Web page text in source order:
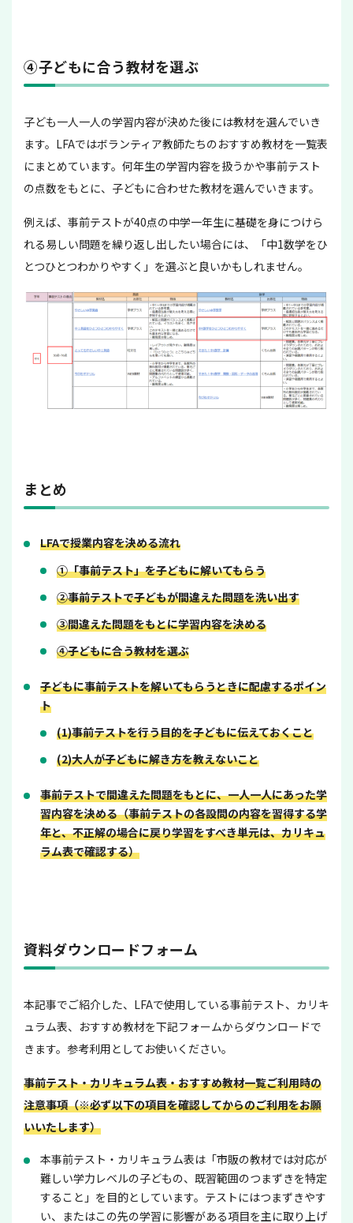
④子どもに合う教材を選ぶ
子ども一人一人の学習内容が決めた後には教材を選んでいき
ます。LFAではボランティア教師たちのおすすめ教材を一覧表
にまとめています。何年生の学習内容を扱うかや事前テスト
の点数をもとに、子どもに合わせた教材を選んでいきます。
例えば、事前テストが40点の中学一年生に基礎を身につけら
れる易しい問題を繰り返し出したい場合には、「中1数学をひ
とつひとつわかりやすく」を選ぶと良いかもしれません。
まとめ
LFAで授業内容を決める流れ
①「事前テスト」を子どもに解いてもらう
②事前テストで子どもが間違えた問題を洗い出す
③間違えた問題をもとに学習内容を決める
④子どもに合う教材を選ぶ
子どもに事前テストを解いてもらうときに配慮するポイン
ト
(1)事前テストを行う目的を子どもに伝えておくこと
(2)大人が子どもに解き方を教えないこと
事前テストで間違えた問題をもとに、一人一人にあった学
習内容を決める（事前テストの各設問の内容を習得する学
年と、不正解の場合に戻り学習をすべき単元は、カリキュ
ラム表で確認する）
資料ダウンロードフォーム
本記事でご紹介した、LFAで使用している事前テスト、カリキ
ュラム表、おすすめ教材を下記フォームからダウンロードで
きます。参考利用としてお使いください。
事前テスト・カリキュラム表・おすすめ教材一覧ご利用時の
注意事項（※必ず以下の項目を確認してからのご利用をお願
いいたします）
本事前テスト・カリキュラム表は「市販の教材では対応が
難しい学力レベルの子どもの、既習範囲のつまずきを特定
すること」を目的としています。テストにはつまずきやす
い、またはこの先の学習に影響がある項目を主に取り上げ